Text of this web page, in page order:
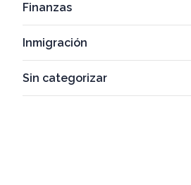
Finanzas
Inmigración
Sin categorizar